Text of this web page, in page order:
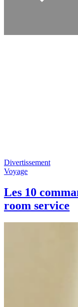
Divertissement
Voyage
Les 10
room service